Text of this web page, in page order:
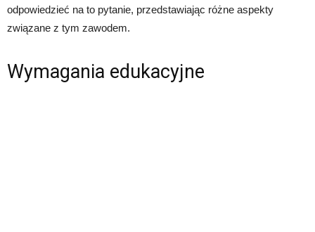
odpowiedzieć na to pytanie, przedstawiając różne aspekty
związane z tym zawodem.
Wymagania edukacyjne